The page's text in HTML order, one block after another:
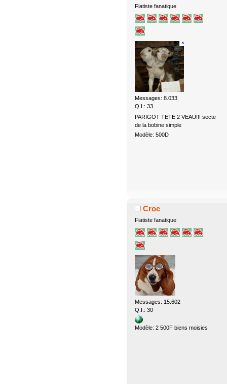
Fiatiste fanatique
Messages: 8.033
Q.I.: 33
PARIGOT TETE 2 VEAU!!! secte
de la bobine simple
Modèle: 500D
Croc
Fiatiste fanatique
Messages: 15.602
Q.I.: 30
Modèle: 2 500F biens moisies